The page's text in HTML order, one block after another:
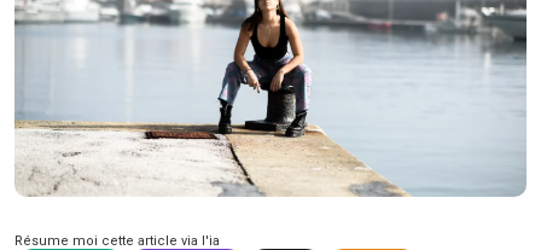
Résume moi cette article via l'ia